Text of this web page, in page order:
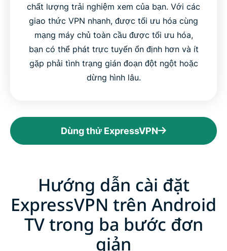
chất lượng trải nghiệm xem của bạn. Với các
giao thức VPN nhanh, được tối ưu hóa cùng
mạng máy chủ toàn cầu được tối ưu hóa,
bạn có thể phát trực tuyến ổn định hơn và ít
gặp phải tình trạng gián đoạn đột ngột hoặc
dừng hình lâu.
Dùng thử ExpressVPN
Hướng dẫn cài đặt
ExpressVPN trên Android
TV trong ba bước đơn
giản